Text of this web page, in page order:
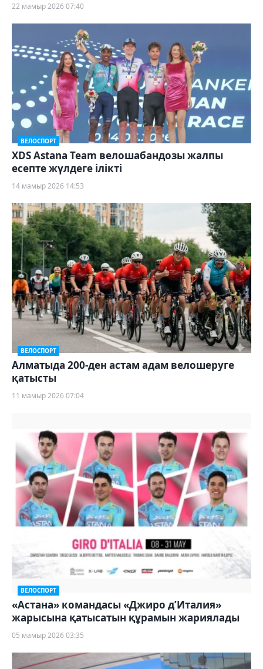
22 мамыр 2026 07:40
ВЕЛОСПОРТ
XDS Astana Team велошабандозы жалпы
есепте жүлдеге ілікті
14 мамыр 2026 14:53
ВЕЛОСПОРТ
Алматыда 200-ден астам адам велошеруге
қатысты
11 мамыр 2026 07:04
ВЕЛОСПОРТ
«Астана» командасы «Джиро д’Италия»
жарысына қатысатын құрамын жариялады
05 мамыр 2026 03:35